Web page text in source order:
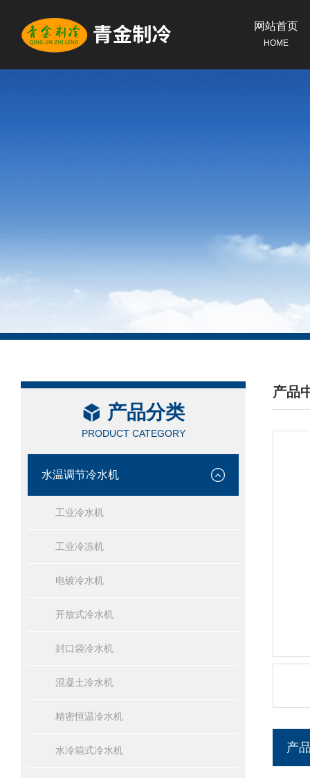
网站首页
HOME
产品分类
PRODUCT CATEGORY
水温调节冷水机
工业冷水机
工业冷冻机
电镀冷水机
开放式冷水机
封口袋冷水机
混凝土冷水机
精密恒温冷水机
水冷箱式冷水机
产品
/
产